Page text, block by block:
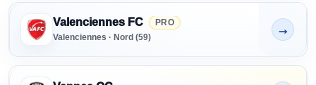
Valenciennes FC
PRO
Valenciennes · Nord (59)
Non indiqué
→